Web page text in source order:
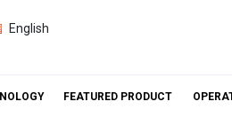
English
FEATURED PRODUCT